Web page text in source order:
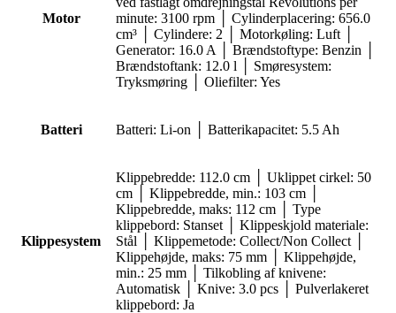
Motor
minute: 3100 rpm │ Cylinderplacering: 656.0
cm³ │ Cylindere: 2 │ Motorkøling: Luft │
Generator: 16.0 A │ Brændstoftype: Benzin │
Brændstoftank: 12.0 l │ Smøresystem:
Tryksmøring │ Oliefilter: Yes
Batteri Batteri: Li-on │ Batterikapacitet: 5.5 Ah
Klippesystem
Klippebredde: 112.0 cm │ Uklippet cirkel: 50
cm │ Klippebredde, min.: 103 cm │
Klippebredde, maks: 112 cm │ Type
klippebord: Stanset │ Klippeskjold materiale:
Stål │ Klippemetode: Collect/Non Collect │
Klippehøjde, maks: 75 mm │ Klippehøjde,
min.: 25 mm │ Tilkobling af knivene:
Automatisk │ Knive: 3.0 pcs │ Pulverlakeret
klippebord: Ja